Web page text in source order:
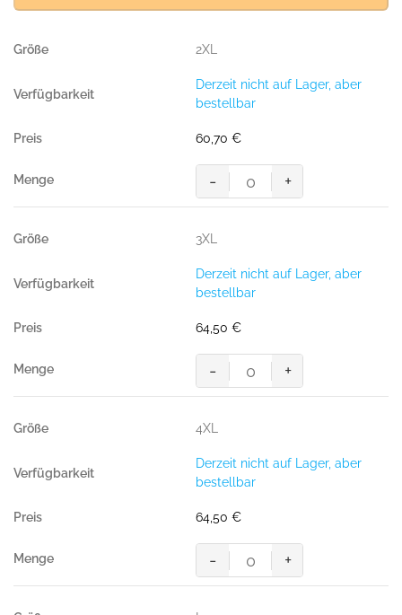
2XL
Derzeit nicht auf Lager, aber
bestellbar
60,70 €
Light-
Softshell-
Brantford,
SCHWARZ
Menge
- +
3XL
Derzeit nicht auf Lager, aber
bestellbar
64,50 €
Light-
Softshell-
Brantford,
SCHWARZ
Menge
- +
4XL
Derzeit nicht auf Lager, aber
bestellbar
64,50 €
Light-
Softshell-
- +